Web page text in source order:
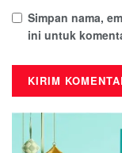
Simpan nama,
ini untuk